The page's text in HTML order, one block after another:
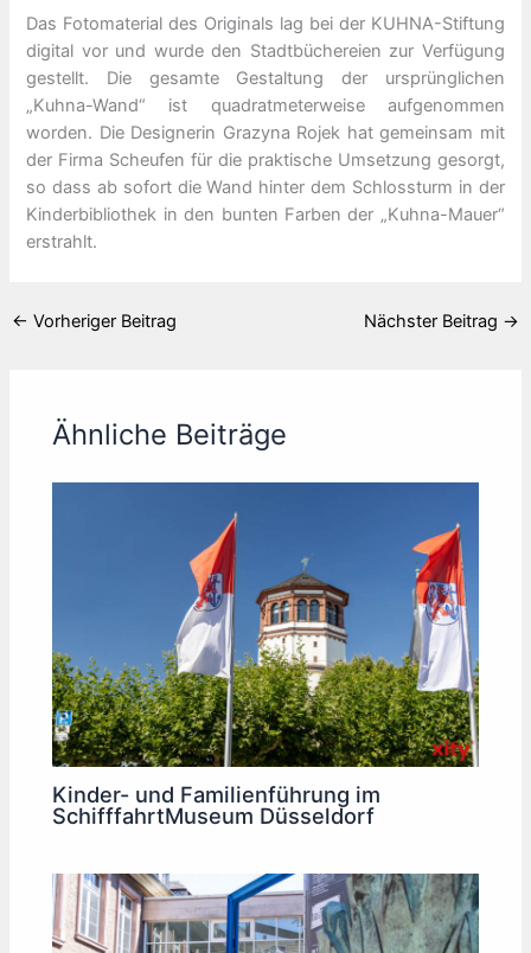
Das Fotomaterial des Originals lag bei der KUHNA-Stiftung
digital vor und wurde den Stadtbüchereien zur Verfügung
gestellt. Die gesamte Gestaltung der ursprünglichen
„Kuhna-Wand“ ist quadratmeterweise aufgenommen
worden. Die Designerin Grazyna Rojek hat gemeinsam mit
der Firma Scheufen für die praktische Umsetzung gesorgt,
so dass ab sofort die Wand hinter dem Schlossturm in der
Kinderbibliothek in den bunten Farben der „Kuhna-Mauer“
erstrahlt.
← Vorheriger Beitrag Nächster Beitrag →
Ähnliche Beiträge
Kinder- und Familienführung im
SchifffahrtMuseum Düsseldorf